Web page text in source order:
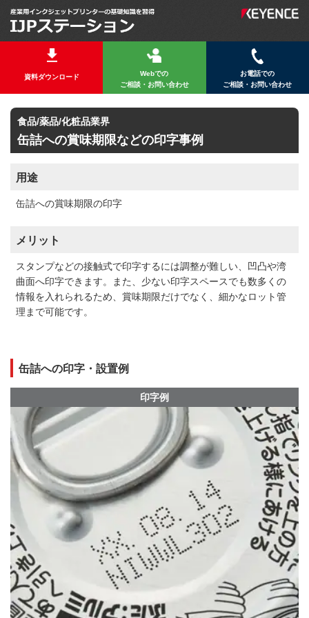
資料ダウンロード
Webでの
ご相談・お問い合わせ
お電話での
ご相談・お問い合わせ
食品/薬品/化粧品業界
缶詰への賞味期限などの印字事例
用途
缶詰への賞味期限の印字
メリット
スタンプなどの接触式で印字するには調整が難しい、凹凸や湾
曲面へ印字できます。また、少ない印字スペースでも数多くの
情報を入れられるため、賞味期限だけでなく、細かなロット管
理まで可能です。
缶詰への印字・設置例
印字例